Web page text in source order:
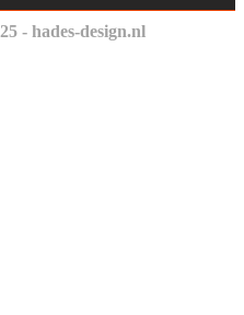
- hades-design.nl